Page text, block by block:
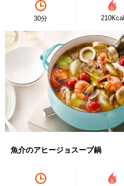
30分 210Kcal
魚介のアヒージョスープ鍋